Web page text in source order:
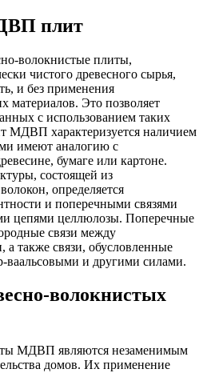
плит
волокнистые плиты,
чистого древесного сырья,
и без применения
материалов. Это позволяет
с использованием таких
МДВП характеризуется наличием
имеют аналогию с
бумаге или картоне.
состоящей из
определяется
и поперечными связями
цепями целлюлозы. Поперечные
связи между
также связи, обусловленные
ваальсовыми и другими силами.
волокнистых
МДВП являются незаменимым
домов. Их применение